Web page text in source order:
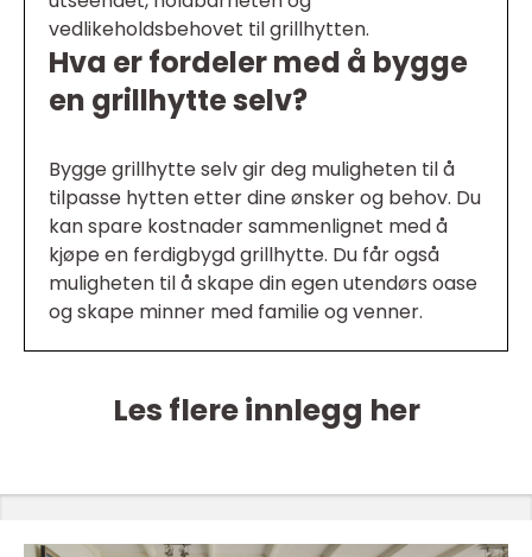
vedlikeholdsbehovet til grillhytten.
Hva er fordeler med å bygge
en grillhytte selv?
Bygge grillhytte selv gir deg muligheten til å
tilpasse hytten etter dine ønsker og behov. Du
kan spare kostnader sammenlignet med å
kjøpe en ferdigbygd grillhytte. Du får også
muligheten til å skape din egen utendørs oase
og skape minner med familie og venner.
Les flere innlegg her